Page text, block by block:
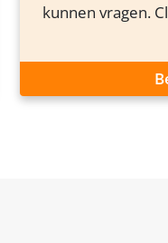
kunnen vragen.